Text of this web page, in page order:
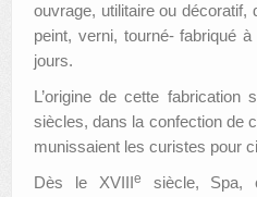
ouvrage, utilitaire ou
peint, verni, tourné- fabriqué
jours.
L’origine de cette fabrication
siècles, dans la confection de
munissaient les curistes pour
Dès le XVIIIe
siècle, Spa,